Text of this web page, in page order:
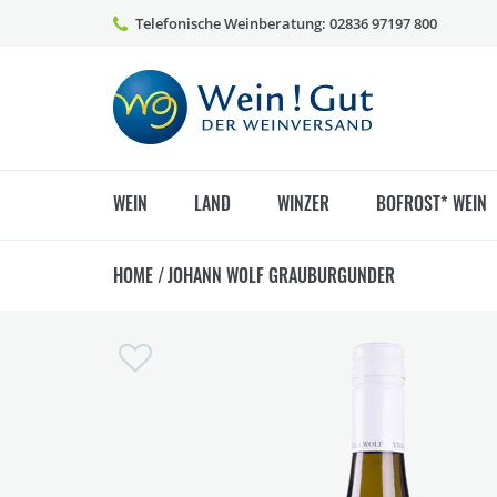
Telefonische Weinberatung: 02836 97197 800
WEIN LAND WINZER BOFROST* WEIN
HOME/JOHANN WOLF GRAUBURGUNDER
Zum
Ende